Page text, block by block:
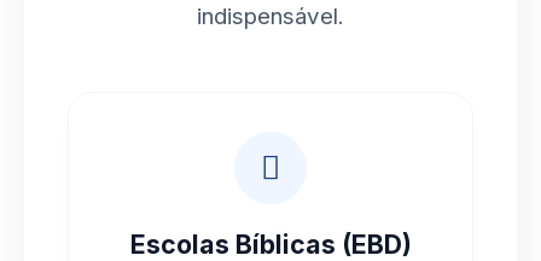
indispensável.
Escolas Bíblicas (EBD)